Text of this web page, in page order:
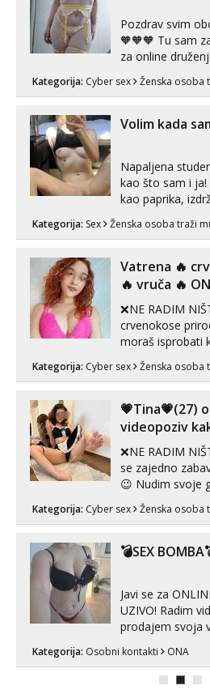
Pozdrav svim
🧡🧡🧡 Tu sam
za online
možete zabaviti
ako vam nisam
😉 Radim i
line pozive. Za
Kategorija: Cyber sex Ženska osoba
Volim kada
Napaljena
kao što sam i ja!
kao paprika,
puta dnevno bilo
link ispod i nadji
Kategorija: Sex Ženska osoba traži
Vatrena ‎️‍🔥
‎️‍🔥 vruča‎ ️‍🔥
❌NE RADIM NIŠTA
crvenokose
moraš isprobati
MLADA vražica
prorodne grudi,
U mojoj
pranaći nešto po
s kolegica...
Kategorija: Cyber sex Ženska osoba
💗Tina💗(27)
videopoziv
❌NE RADIM NIŠTA
se zajedno
😉 Nudim svoje
videouradke. 🤩
poruku na
autentičnosti
Kategorija: Cyber sex Ženska osoba
💣SEX
Javi se za
UZIVO! Radim videopozive, dopisivanja,
prodajem svoja
Telegram.
Kategorija: Osobni kontakti ONA